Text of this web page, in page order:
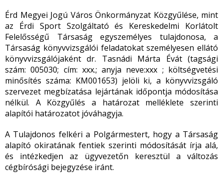
Érd Megyei Jogú Város Önkormányzat Közgyűlése, mint
az Érdi Sport Szolgáltató és Kereskedelmi Korlátolt
Felelősségű Társaság egyszemélyes tulajdonosa, a
Társaság könyvvizsgálói feladatokat személyesen ellátó
könyvvizsgálójaként dr. Tasnádi Márta Évát (tagsági
szám: 005030; cím: xxx.; anyja neve:xxx ; költségvetési
minősítés száma: KM001653) jelöli ki, a könyvvizsgáló
szervezet megbízatása lejártának időpontja módosítása
nélkül. A Közgyűlés a határozat melléklete szerinti
alapítói határozatot jóváhagyja.
A Tulajdonos felkéri a Polgármestert, hogy a Társaság
alapító okiratának fentiek szerinti módosítását írja alá,
és intézkedjen az ügyvezetőn keresztül a változás
cégbírósági bejegyzése iránt.